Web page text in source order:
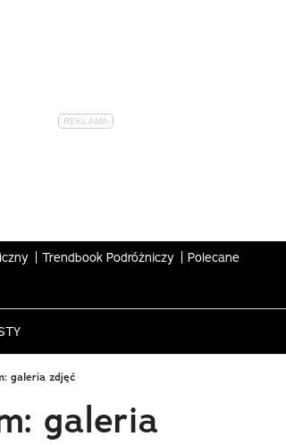
Trendbook Podróżniczy Polecane
galeria zdjęć
galeria